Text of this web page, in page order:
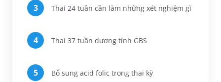
Thai 24 tuần cần làm những xét nghiệm gì
Thai 37 tuần dương tính GBS
Bổ sung acid folic trong thai kỳ